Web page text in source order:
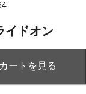
ドオン
カートを見る